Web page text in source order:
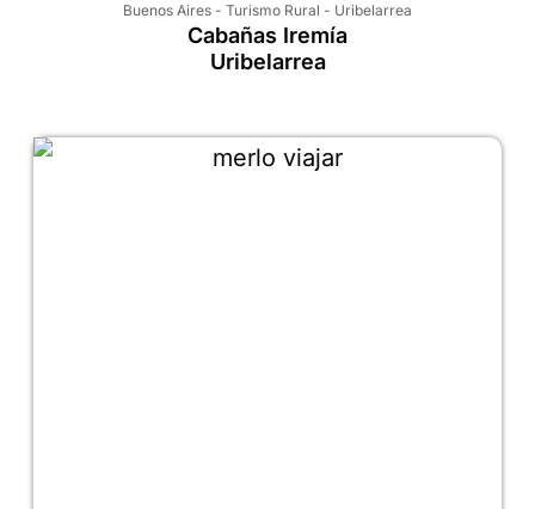
Buenos Aires - Turismo Rural - Uribelarrea
Cabañas Iremía
Uribelarrea